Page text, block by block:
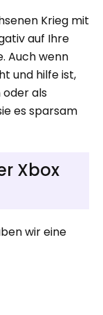
Krieg mit
auf Ihre
Auch wenn
und hilfe ist,
als
es sparsam
Xbox
wir eine